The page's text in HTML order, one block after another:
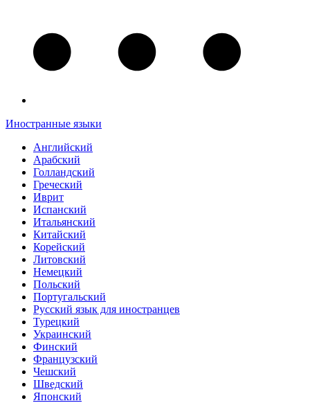
Иностранные языки
Английский
Арабский
Голландский
Греческий
Иврит
Испанский
Итальянский
Китайский
Корейский
Литовский
Немецкий
Польский
Португальский
Русский язык для иностранцев
Турецкий
Украинский
Финский
Французский
Чешский
Шведский
Японский